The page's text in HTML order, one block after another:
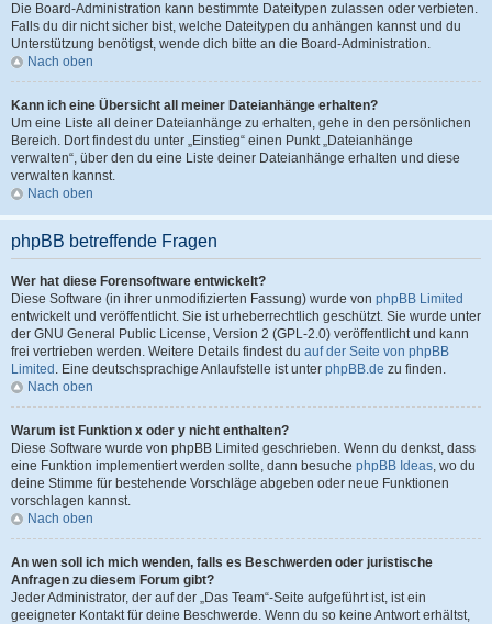
Die Board-Administration kann bestimmte Dateitypen zulassen oder verbieten.
Falls du dir nicht sicher bist, welche Dateitypen du anhängen kannst und du
Unterstützung benötigst, wende dich bitte an die Board-Administration.
Nach oben
Kann ich eine Übersicht all meiner Dateianhänge erhalten?
Um eine Liste all deiner Dateianhänge zu erhalten, gehe in den persönlichen
Bereich. Dort findest du unter „Einstieg“ einen Punkt „Dateianhänge
verwalten“, über den du eine Liste deiner Dateianhänge erhalten und diese
verwalten kannst.
Nach oben
phpBB betreffende Fragen
Wer hat diese Forensoftware entwickelt?
Diese Software (in ihrer unmodifizierten Fassung) wurde von phpBB Limited
entwickelt und veröffentlicht. Sie ist urheberrechtlich geschützt. Sie wurde unter
der GNU General Public License, Version 2 (GPL-2.0) veröffentlicht und kann
frei vertrieben werden. Weitere Details findest du auf der Seite von phpBB
Limited . Eine deutschsprachige Anlaufstelle ist unter phpBB.de zu finden.
Nach oben
Warum ist Funktion x oder y nicht enthalten?
Diese Software wurde von phpBB Limited geschrieben. Wenn du denkst, dass
eine Funktion implementiert werden sollte, dann besuche phpBB Ideas, wo du
deine Stimme für bestehende Vorschläge abgeben oder neue Funktionen
vorschlagen kannst.
Nach oben
An wen soll ich mich wenden, falls es Beschwerden oder juristische
Anfragen zu diesem Forum gibt?
Jeder Administrator, der auf der „Das Team“-Seite aufgeführt ist, ist ein
geeigneter Kontakt für deine Beschwerde. Wenn du so keine Antwort erhältst,